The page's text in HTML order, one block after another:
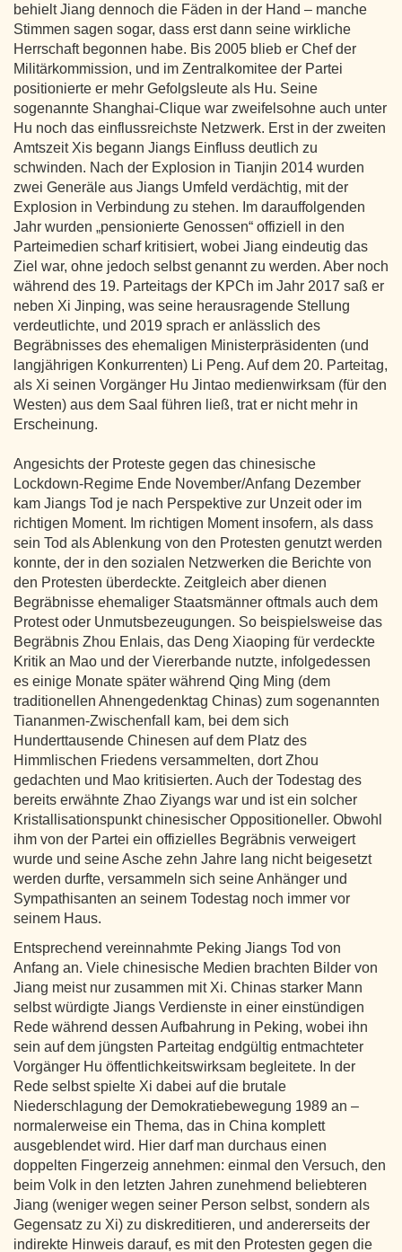
behielt Jiang dennoch die Fäden in der Hand – manche
Stimmen sagen sogar, dass erst dann seine wirkliche
Herrschaft begonnen habe. Bis 2005 blieb er Chef der
Militärkommission, und im Zentralkomitee der Partei
positionierte er mehr Gefolgsleute als Hu. Seine
sogenannte Shanghai-Clique war zweifelsohne auch unter
Hu noch das einflussreichste Netzwerk. Erst in der zweiten
Amtszeit Xis begann Jiangs Einfluss deutlich zu
schwinden. Nach der Explosion in Tianjin 2014 wurden
zwei Generäle aus Jiangs Umfeld verdächtig, mit der
Explosion in Verbindung zu stehen. Im darauffolgenden
Jahr wurden „pensionierte Genossen“ offiziell in den
Parteimedien scharf kritisiert, wobei Jiang eindeutig das
Ziel war, ohne jedoch selbst genannt zu werden. Aber noch
während des 19. Parteitags der KPCh im Jahr 2017 saß er
neben Xi Jinping, was seine herausragende Stellung
verdeutlichte, und 2019 sprach er anlässlich des
Begräbnisses des ehemaligen Ministerpräsidenten (und
langjährigen Konkurrenten) Li Peng. Auf dem 20. Parteitag,
als Xi seinen Vorgänger Hu Jintao medienwirksam (für den
Westen) aus dem Saal führen ließ, trat er nicht mehr in
Erscheinung.
Angesichts der Proteste gegen das chinesische
Lockdown-Regime Ende November/Anfang Dezember
kam Jiangs Tod je nach Perspektive zur Unzeit oder im
richtigen Moment. Im richtigen Moment insofern, als dass
sein Tod als Ablenkung von den Protesten genutzt werden
konnte, der in den sozialen Netzwerken die Berichte von
den Protesten überdeckte. Zeitgleich aber dienen
Begräbnisse ehemaliger Staatsmänner oftmals auch dem
Protest oder Unmutsbezeugungen. So beispielsweise das
Begräbnis Zhou Enlais, das Deng Xiaoping für verdeckte
Kritik an Mao und der Viererbande nutzte, infolgedessen
es einige Monate später während Qing Ming (dem
traditionellen Ahnengedenktag Chinas) zum sogenannten
Tiananmen-Zwischenfall kam, bei dem sich
Hunderttausende Chinesen auf dem Platz des
Himmlischen Friedens versammelten, dort Zhou
gedachten und Mao kritisierten. Auch der Todestag des
bereits erwähnte Zhao Ziyangs war und ist ein solcher
Kristallisationspunkt chinesischer Oppositioneller. Obwohl
ihm von der Partei ein offizielles Begräbnis verweigert
wurde und seine Asche zehn Jahre lang nicht beigesetzt
werden durfte, versammeln sich seine Anhänger und
Sympathisanten an seinem Todestag noch immer vor
seinem Haus.
Entsprechend vereinnahmte Peking Jiangs Tod von
Anfang an. Viele chinesische Medien brachten Bilder von
Jiang meist nur zusammen mit Xi. Chinas starker Mann
selbst würdigte Jiangs Verdienste in einer einstündigen
Rede während dessen Aufbahrung in Peking, wobei ihn
sein auf dem jüngsten Parteitag endgültig entmachteter
Vorgänger Hu öffentlichkeitswirksam begleitete. In der
Rede selbst spielte Xi dabei auf die brutale
Niederschlagung der Demokratiebewegung 1989 an –
normalerweise ein Thema, das in China komplett
ausgeblendet wird. Hier darf man durchaus einen
doppelten Fingerzeig annehmen: einmal den Versuch, den
beim Volk in den letzten Jahren zunehmend beliebteren
Jiang (weniger wegen seiner Person selbst, sondern als
Gegensatz zu Xi) zu diskreditieren, und andererseits der
indirekte Hinweis darauf, es mit den Protesten gegen die